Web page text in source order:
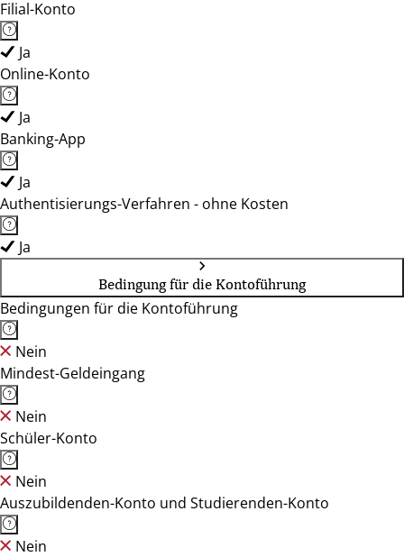
Filial-Konto
Ja
Online-Konto
Ja
Banking-App
Ja
Authentisierungs-Verfahren - ohne Kosten
Ja
Bedingung für die Kontoführung
Bedingungen für die Kontoführung
Nein
Mindest-Geldeingang
Nein
Schüler-Konto
Nein
Auszubildenden-Konto und Studierenden-Konto
Nein